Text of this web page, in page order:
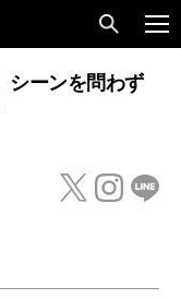
シーンを問わず